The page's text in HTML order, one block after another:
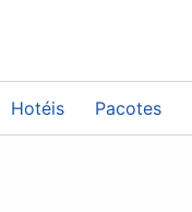
Hotéis Pacotes